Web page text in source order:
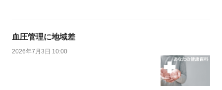
血圧管理に地域差
2026年7月3日 10:00